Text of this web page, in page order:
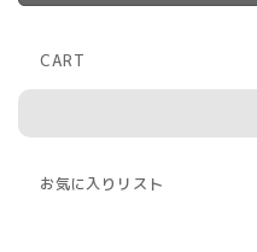
CART
お気に入りリスト